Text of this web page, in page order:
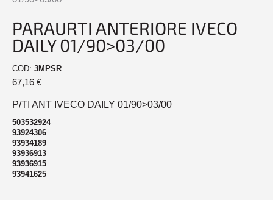
PARAURTI ANTERIORE IVECO
DAILY 01/90>03/00
COD: 3MPSR
67,16 €
P/TI ANT IVECO DAILY 01/90>03/00
503532924
93924306
93934189
93936913
93936915
93941625